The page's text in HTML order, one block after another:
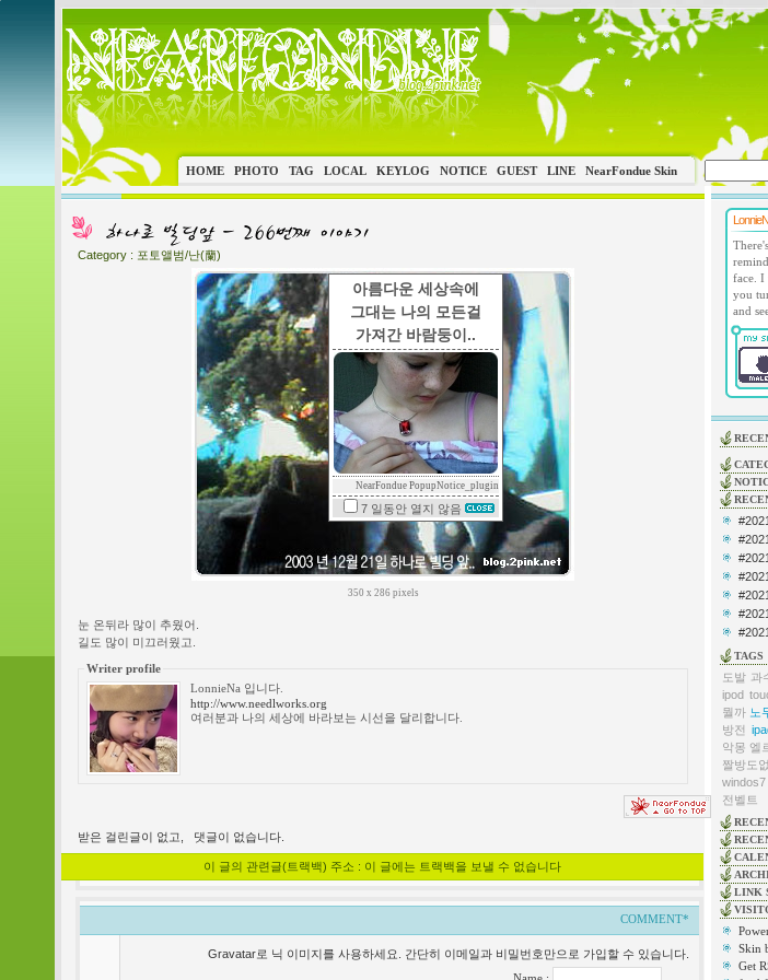
아름다운 세상속에
그대는 나의 모든걸
가져간 바람둥이..
NearFondue PopupNotice_plugin
7 일동안 열지 않음
HOME PHOTO TAG LOCAL KEYLOG NOTICE GUEST LINE NearFondue Skin
Category : 포토앨범/난(蘭)
350 x 286 pixels
눈 온뒤라 많이 추웠어.
길도 많이 미끄러웠고.
Writer profile
LonnieNa 입니다.
http://www.needlworks.org
여러분과 나의 세상에 바라보는 시선을 달리합니다.
받은 걸린글이 없고, 댓글이 없습니다.
이 글의 관련글(트랙백) 주소 : 이 글에는 트랙백을 보낼 수 없습니다
COMMENT*
Gravatar로 닉 이미지를 사용하세요. 간단히 이메일과 비밀번호만으로 가입할 수 있습니다.
face. I
you
and
TAGS
도발 과
ipod
뭘까 노
방전
악몽 엘
짤방도
windos7
전벨트
LINK
Skin
Get